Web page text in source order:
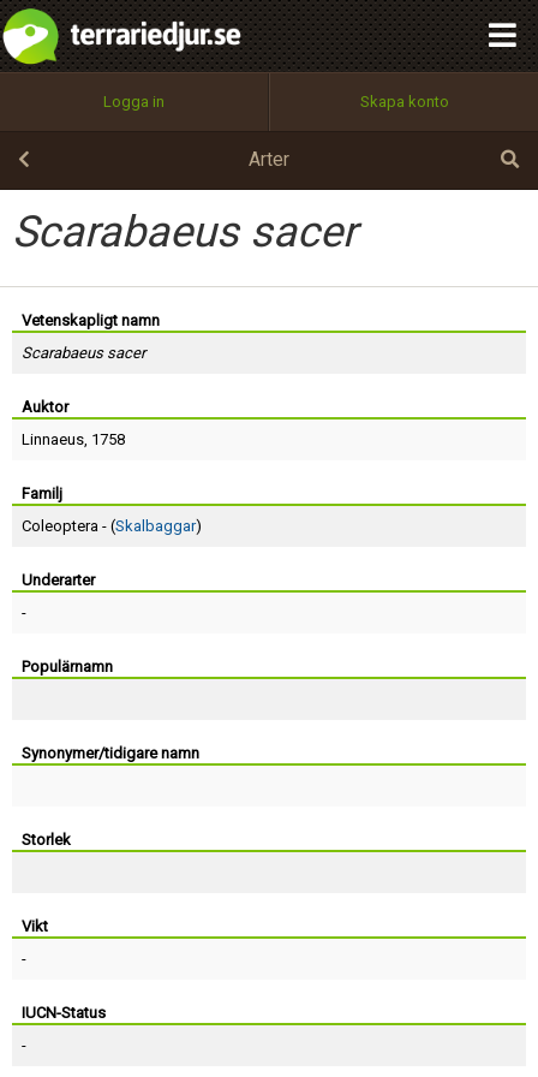
Logga in Skapa konto
Arter
Scarabaeus sacer
Vetenskapligt namn
Scarabaeus sacer
Auktor
Linnaeus, 1758
Familj
Coleoptera - (Skalbaggar)
Underarter
-
Populärnamn
Synonymer/tidigare namn
Storlek
Vikt
-
IUCN-Status
-
Utför
100%
OK
integritetspolicy
Namn:
Epost:
Lösenord:
Terms of Service
Begär nytt lösenord
Tillbaka till förstasidan